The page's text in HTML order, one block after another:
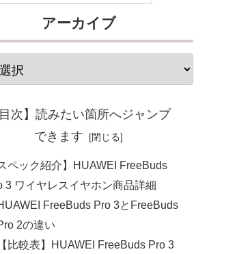
アーカイブ
目次】読みたい箇所へジャンプ
できます
スペック紹介】HUAWEI FreeBuds
3 ワイヤレスイヤホン商品詳細
FreeBuds Pro 3とFreeBuds
2の違い
【比較表】HUAWEI FreeBuds Pro 3